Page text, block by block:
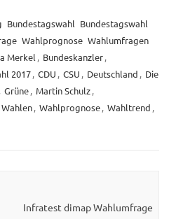
Bundestagswahl Bundestagswahl
Wahlprognose Wahlumfragen
Merkel, Bundeskanzler,
2017, CDU , CSU , Deutschland , Die
, Grüne, Martin Schulz,
Wahlen, Wahlprognose, Wahltrend ,
Infratest dimap Wahlumfrage